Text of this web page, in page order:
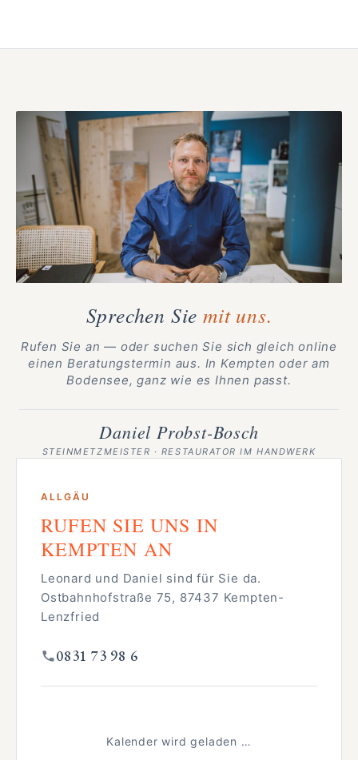
Sprechen Sie mit uns.
Rufen Sie an — oder suchen Sie sich gleich online
einen Beratungstermin aus. In Kempten oder am
Bodensee, ganz wie es Ihnen passt.
Daniel Probst-Bosch
STEINMETZMEISTER · RESTAURATOR IM HANDWERK
ALLGÄU
RUFEN SIE UNS IN
KEMPTEN AN
Leonard und Daniel sind für Sie da.
Ostbahnhofstraße 75, 87437 Kempten-
Lenzfried
0831 73 98 6
Kalender wird geladen …